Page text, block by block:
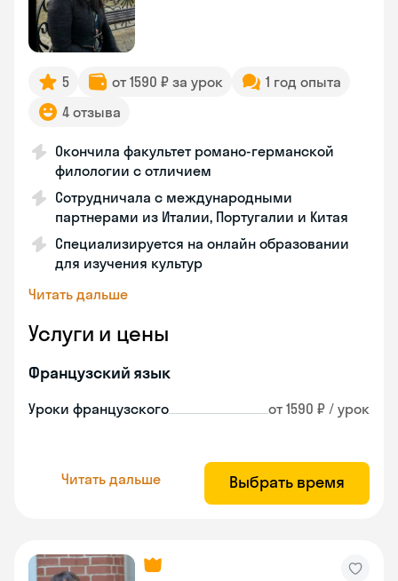
5 от 1590 ₽ за урок
1 год опыта
4 отзыва
Окончила факультет романо-германской
филологии с отличием
Сотрудничала с международными
партнерами из Италии, Португалии и Китая
Специализируется на онлайн образовании
для изучения культур
Читать дальше
Услуги и цены
Французский язык
Уроки французского от 1590 ₽ / урок
Читать дальше Выбрать время